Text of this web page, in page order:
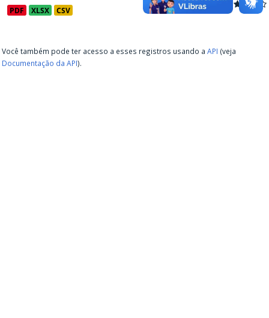
PDF XLSX CSV
Você também pode ter acesso a esses registros usando a API (veja
Documentação da API).